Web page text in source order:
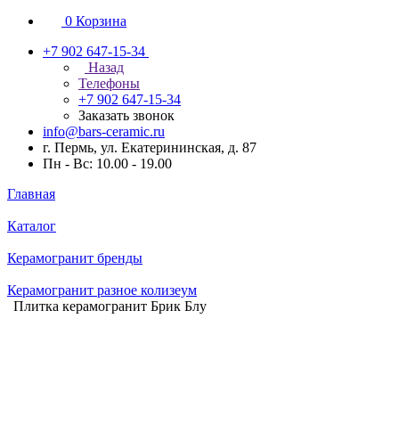
0 Корзина
+7 902 647-15-34
Назад
Телефоны
+7 902 647-15-34
Заказать звонок
info@bars-ceramic.ru
г. Пермь, ул. Екатерининская, д. 87
Пн - Вс: 10.00 - 19.00
Главная
Каталог
Керамогранит бренды
Керамогранит разное колизеум
Плитка керамогранит Брик Блу